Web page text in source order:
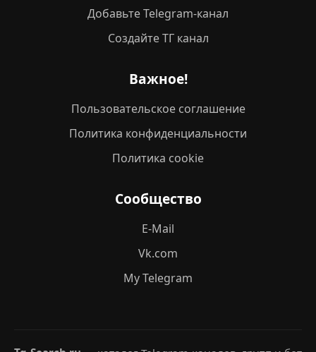
Добавьте Telegram-канал
Создайте ТГ канал
Важное!
Пользовательское соглашение
Политика конфиденциальности
Политика cookie
Сообщество
E-Mail
Vk.com
My Telegram